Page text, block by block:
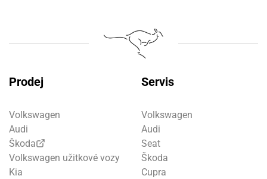
Prodej
Volkswagen
Audi
Škoda
Volkswagen užitkové vozy
Kia
Servis
Volkswagen
Audi
Seat
Škoda
Cupra